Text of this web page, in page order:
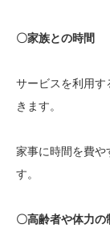
〇家族との時間
サービスを利用す
きます。
家事に時間を費や
す。
〇高齢者や体力